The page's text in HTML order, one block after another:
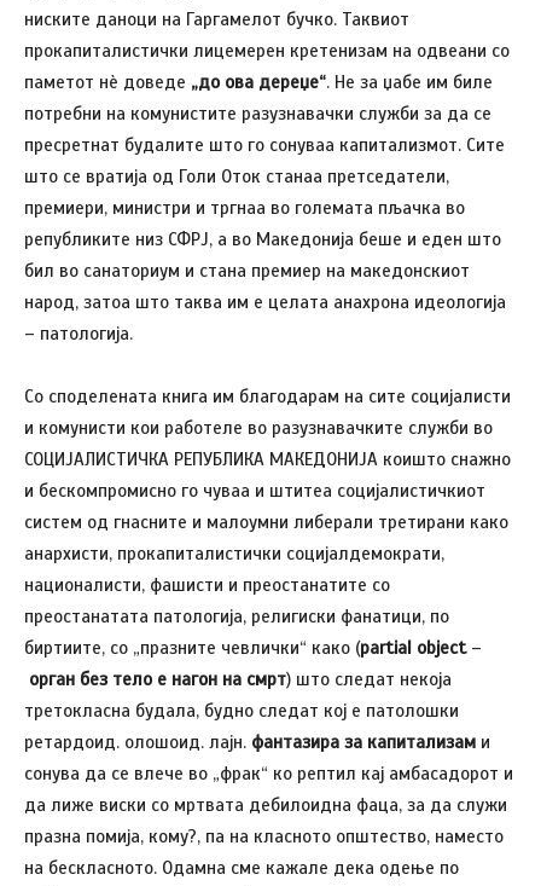
ниските даноци на Гаргамелот бучко. Таквиот
прокапиталистички лицемерен кретенизам на одвеани со
паметот нè доведе „до ова дереџе“. Не за џабе им биле
потребни на комунистите разузнавачки служби за да се
пресретнат будалите што го сонуваа капитализмот. Сите
што се вратија од Голи Оток станаа претседатели,
премиери, министри и тргнаа во големата пљачка во
републиките низ СФРЈ, а во Македонија беше и еден што
бил во санаториум и стана премиер на македонскиот
народ, затоа што таква им е целата анахрона идеологија
– патологија.
Со споделената книга им благодарам на сите социјалисти
и комунисти кои работеле во разузнавачките служби во
СОЦИЈАЛИСТИЧКА РЕПУБЛИКА МАКЕДОНИЈА коишто снажно
и бескомпромисно го чуваа и штитеа социјалистичкиот
систем од гнасните и малоумни либерали третирани како
анархисти, прокапиталистички социјалдемократи,
националисти, фашисти и преостанатите со
преостанатата патологија, религиски фанатици, по
биртиите, со „празните чевлички“ како (partial object–
орган без тело е нагон на смрт) што следат некоја
третокласна будала, будно следат кој е патолошки
ретардоид. олошоид. лајн. фантазира за капитализам и
сонува да се влече во „фрак“ ко рептил кај амбасадорот и
да лиже виски со мртвата дебилоидна фаца, за да служи
празна помија, кому?, па на класното општество, наместо
на бескласното. Одамна сме кажале дека одење по